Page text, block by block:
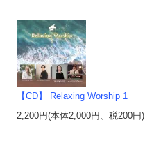
【CD】 Relaxing Worship 1
2,200円(本体2,000円、税200円)